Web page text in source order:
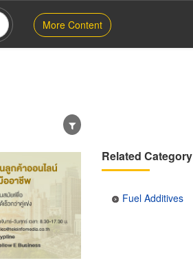
More Content
Related Category
Fuel Additives